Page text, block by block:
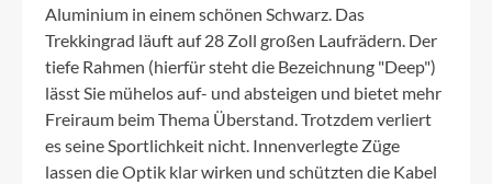
Aluminium in einem schönen Schwarz. Das
Trekkingrad läuft auf 28 Zoll großen Laufrädern. Der
tiefe Rahmen (hierfür steht die Bezeichnung "Deep")
lässt Sie mühelos auf- und absteigen und bietet mehr
Freiraum beim Thema Überstand. Trotzdem verliert
es seine Sportlichkeit nicht. Innenverlegte Züge
lassen die Optik klar wirken und schützten die Kabel